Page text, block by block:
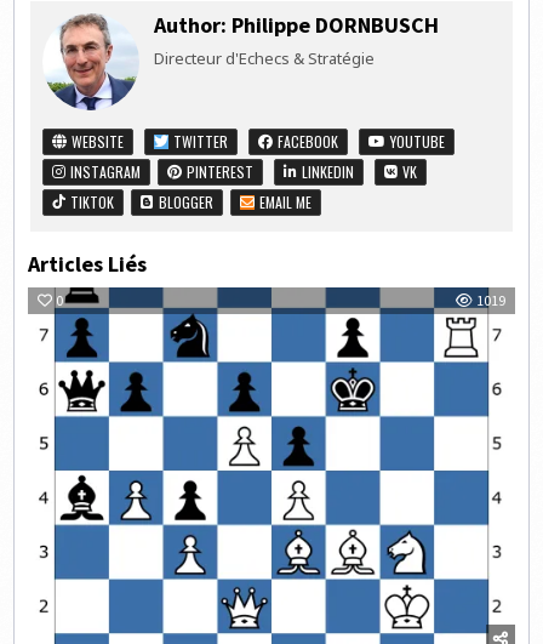
Author: Philippe DORNBUSCH
Directeur d'Echecs & Stratégie
WEBSITE TWITTER FACEBOOK
YOUTUBE
INSTAGRAM
PINTEREST LINKEDIN
VK
TIKTOK
BLOGGER EMAIL ME
Articles Liés
0 1019